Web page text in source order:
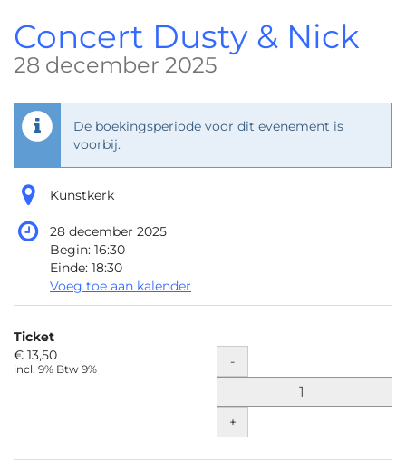
hoofdinhoud
Concert Dusty & Nick
28 december 2025
De boekingsperiode voor dit evenement is
voorbij.
Kunstkerk
28 december 2025
Begin: 16:30
Einde: 18:30
Voeg toe aan kalender
Niet-
gecategoriseerde
Ticket
€ 13,50
incl. 9% Btw 9% Hoeveelheid
-
+